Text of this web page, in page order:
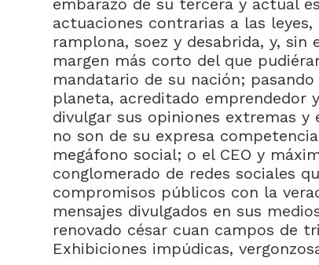
embarazo de su tercera y actual
actuaciones contrarias a las
ramplona, soez y desabrida, y, sin
margen más corto del que
mandatario de su nación;
planeta, acreditado emprendedor
divulgar sus opiniones extremas y
no son de su expresa
megáfono social; o el CEO y
conglomerado de redes sociales
compromisos públicos con la
mensajes divulgados en sus
renovado césar cuan campos de
Exhibiciones impúdicas,